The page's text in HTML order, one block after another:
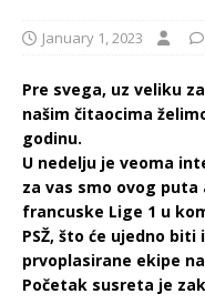
January 1, 2023
Pre svega, uz veliku
našim čitaocima
godinu.
U nedelju je veoma
za vas smo ovog puta
francuske Lige 1 u
PSŽ, što će ujedno
prvoplasirane ekipe
Početak susreta je